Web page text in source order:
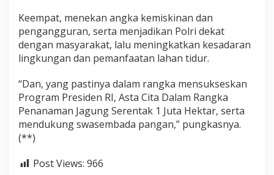
Keempat, menekan angka kemiskinan dan
pengangguran, serta menjadikan Polri dekat
dengan masyarakat, lalu meningkatkan kesadaran
lingkungan dan pemanfaatan lahan tidur.
“Dan, yang pastinya dalam rangka mensukseskan
Program Presiden RI, Asta Cita Dalam Rangka
Penanaman Jagung Serentak 1 Juta Hektar, serta
mendukung swasembada pangan,” pungkasnya.
(**)
Post Views: 966